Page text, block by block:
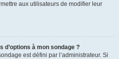
aux utilisateurs de modifier leur
d’options à mon sondage ?
est défini par l’administrateur. Si